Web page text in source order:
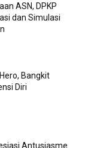
ASN, DPKP
dan Simulasi
Bangkit
Diri
Antusiasme